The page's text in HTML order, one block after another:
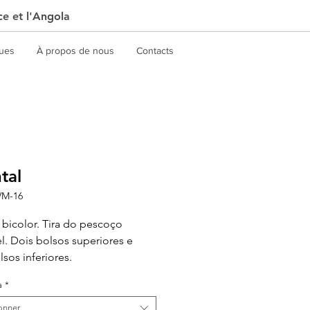
et l'Angola
À propos de nous Contacts
16
bicolor. Tira do pescoço
Dois bolsos superiores e
inferiores.
*